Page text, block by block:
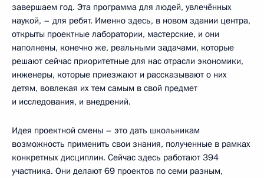
завершаем год. Эта программа для людей, увлечённых
наукой, – для ребят. Именно здесь, в новом здании центра,
открыты проектные лаборатории, мастерские, и они
наполнены, конечно же, реальными задачами, которые
решают сейчас приоритетные для нас отрасли экономики,
инженеры, которые приезжают и рассказывают о них
детям, вовлекая их тем самым в свой предмет
и исследования, и внедрений.
Идея проектной смены – это дать школьникам
возможность применить свои знания, полученные в рамках
конкретных дисциплин. Сейчас здесь работают 394
участника. Они делают 69 проектов по семи разным,